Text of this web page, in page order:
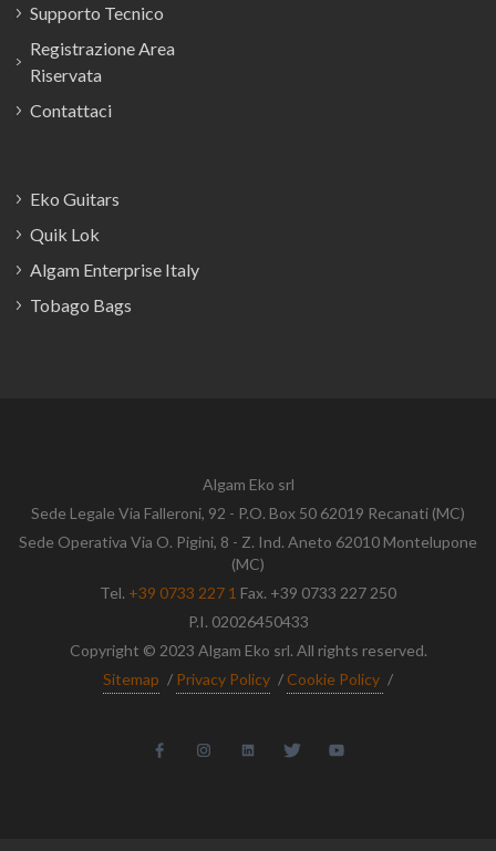
Supporto Tecnico
Registrazione Area
Riservata
Contattaci
Eko Guitars
Quik Lok
Algam Enterprise Italy
Tobago Bags
Algam Eko srl
Sede Legale Via Falleroni, 92 - P.O. Box 50 62019 Recanati (MC)
Sede Operativa Via O. Pigini, 8 - Z. Ind. Aneto 62010 Montelupone
(MC)
Tel. +39 0733 227 1 Fax. +39 0733 227 250
P.I. 02026450433
Copyright © 2023 Algam Eko srl. All rights reserved.
Sitemap / Privacy Policy / Cookie Policy /